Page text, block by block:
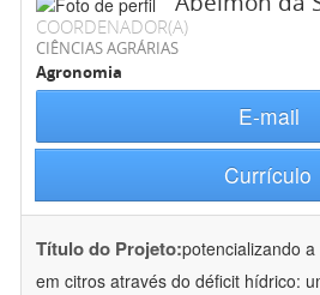
COORDENADOR(A)
CIÊNCIAS AGRÁRIAS
Agronomia
E-mail
Currículo
Título do Projeto:potencializando
em citros através do déficit hídrico: